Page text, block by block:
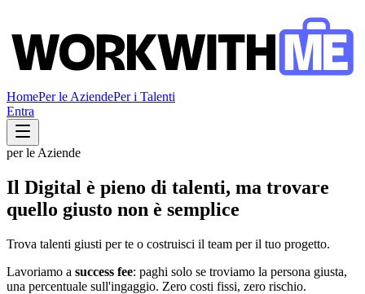
HomePer le AziendePer i Talenti
Entra
per le Aziende
Il Digital è pieno di talenti, ma trovare
quello giusto non è semplice
Trova talenti giusti per te o costruisci il team per il tuo progetto.
Lavoriamo a success fee: paghi solo se troviamo la persona giusta,
una percentuale sull'ingaggio. Zero costi fissi, zero rischio.